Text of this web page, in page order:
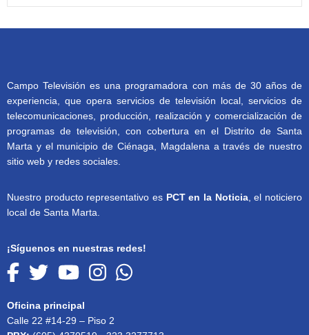
Campo Televisión es una programadora con más de 30 años de
experiencia, que opera servicios de televisión local, servicios de
telecomunicaciones, producción, realización y comercialización de
programas de televisión, con cobertura en el Distrito de Santa
Marta y el municipio de Ciénaga, Magdalena a través de nuestro
sitio web y redes sociales.
Nuestro producto representativo es PCT en la Noticia, el noticiero
local de Santa Marta.
¡Síguenos en nuestras redes!
Oficina principal
Calle 22 #14-29 – Piso 2